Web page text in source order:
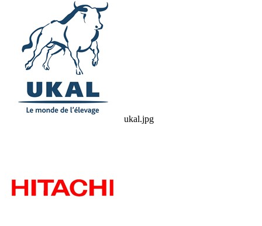
ukal.jpg